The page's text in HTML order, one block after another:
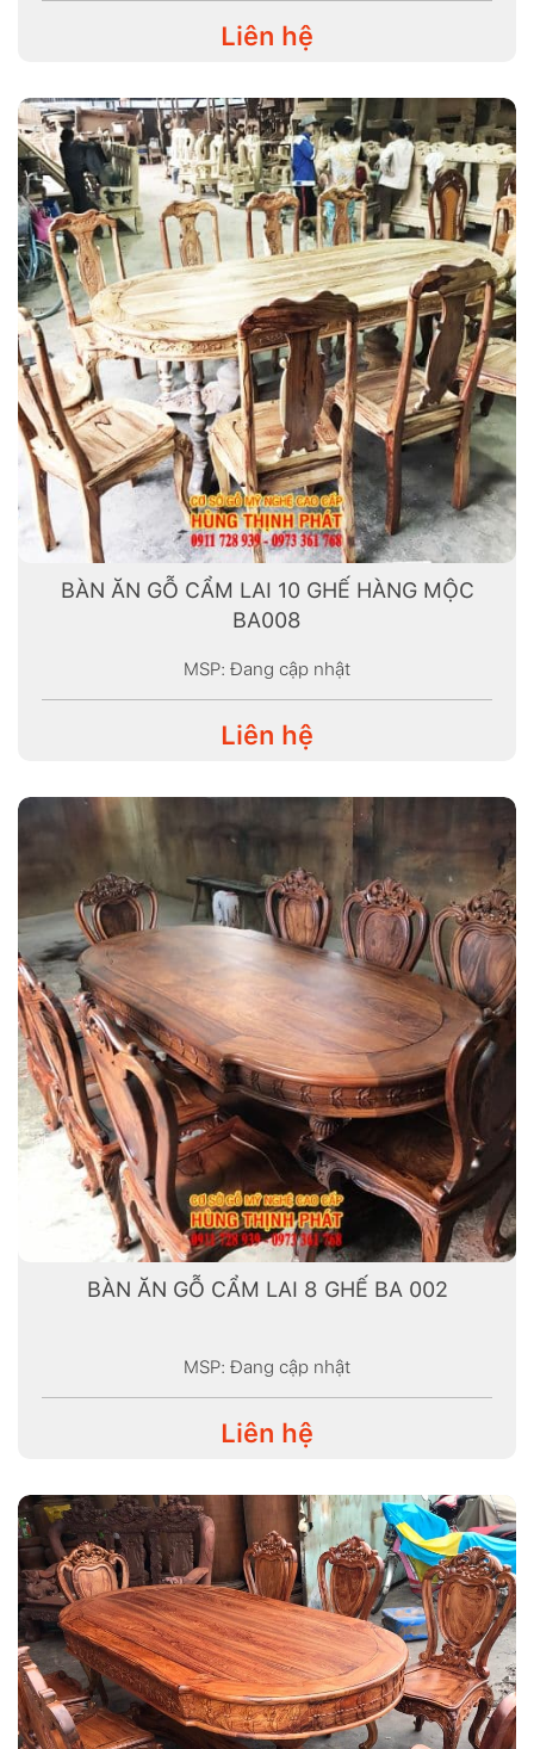
Liên hệ
BÀN ĂN GỖ CẨM LAI 10 GHẾ HÀNG MỘC
BA008
MSP: Đang cập nhật
Liên hệ
BÀN ĂN GỖ CẨM LAI 8 GHẾ BA 002
MSP: Đang cập nhật
Liên hệ